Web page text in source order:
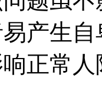
产生
正常